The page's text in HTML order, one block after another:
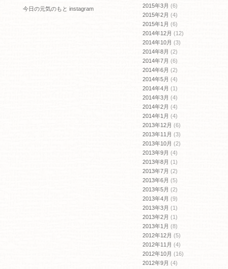
今日の元気のもと instagram
2015年3月 (6)
2015年2月 (4)
2015年1月 (6)
2014年12月 (12)
2014年10月 (3)
2014年8月 (2)
2014年7月 (6)
2014年6月 (2)
2014年5月 (4)
2014年4月 (1)
2014年3月 (4)
2014年2月 (4)
2014年1月 (4)
2013年12月 (6)
2013年11月 (3)
2013年10月 (2)
2013年9月 (4)
2013年8月 (1)
2013年7月 (2)
2013年6月 (5)
2013年5月 (2)
2013年4月 (9)
2013年3月 (1)
2013年2月 (1)
2013年1月 (8)
2012年12月 (5)
2012年11月 (4)
2012年10月 (16)
2012年9月 (4)